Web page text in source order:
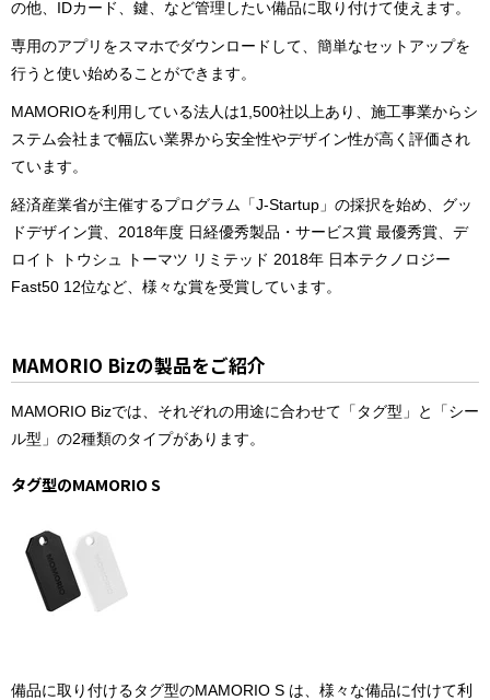
の他、IDカード、鍵、など管理したい備品に取り付けて使えます。
専用のアプリをスマホでダウンロードして、簡単なセットアップを
行うと使い始めることができます。
MAMORIOを利用している法人は1,500社以上あり、施工事業からシ
ステム会社まで幅広い業界から安全性やデザイン性が高く評価され
ています。
経済産業省が主催するプログラム「J-Startup」の採択を始め、グッ
ドデザイン賞、2018年度 日経優秀製品・サービス賞 最優秀賞、デ
ロイト トウシュ トーマツ リミテッド 2018年 日本テクノロジー
Fast50 12位など、様々な賞を受賞しています。
MAMORIO Bizの製品をご紹介
MAMORIO Bizでは、それぞれの用途に合わせて「タグ型」と「シー
ル型」の2種類のタイプがあります。
タグ型のMAMORIO S
備品に取り付けるタグ型のMAMORIO S は、様々な備品に付けて利